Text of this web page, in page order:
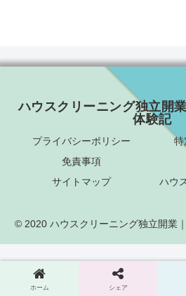
ハウスクリーニング独立開
体験記
プライバシーポリシー
特
免責事項
サイトマップ
ハウ
© 2020 ハウスクリーニング独立開業
ホーム シェア